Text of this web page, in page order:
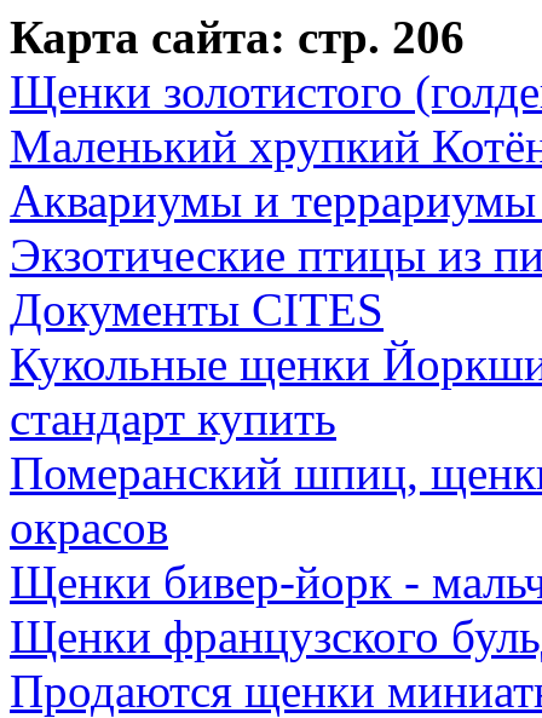
Карта сайта: стр. 206
Щенки золотистого
Маленький хрупкий
Аквариумы и террариумы
Экзотические птицы из
Документы CITES
Кукольные щенки
стандарт купить
Померанский шпиц,
окрасов
Щенки бивер-йорк -
Щенки французского
Продаются щенки